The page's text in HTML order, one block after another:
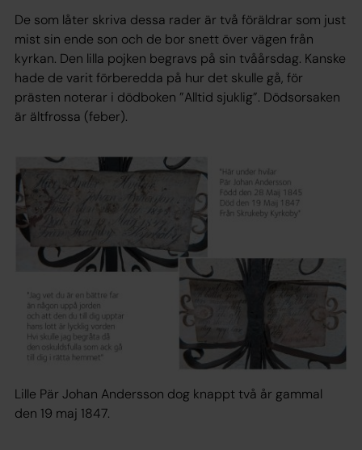
De som låter skriva dessa rader är två föräldrar som just
mist sin ende son och de bor snett över vägen från
kyrkan. Den lilla pojken begravs på sin tvåårsdag. Kanske
hade de varit förberedda på hur det skulle gå, för
prästen noterar i dödboken ”Alltid sjuklig”. Dödsorsaken
är ältfrossa (feber).
Lille Pär Johan Andersson dog knappt två år gammal
den 19 maj 1847.